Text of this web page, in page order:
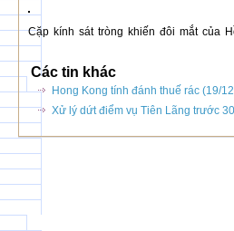
Cặp kính sát tròng khiến đôi mắt của
Các tin khác
Hong Kong tính đánh thuế rác (19/
Xử lý dứt điểm vụ Tiên Lãng trước